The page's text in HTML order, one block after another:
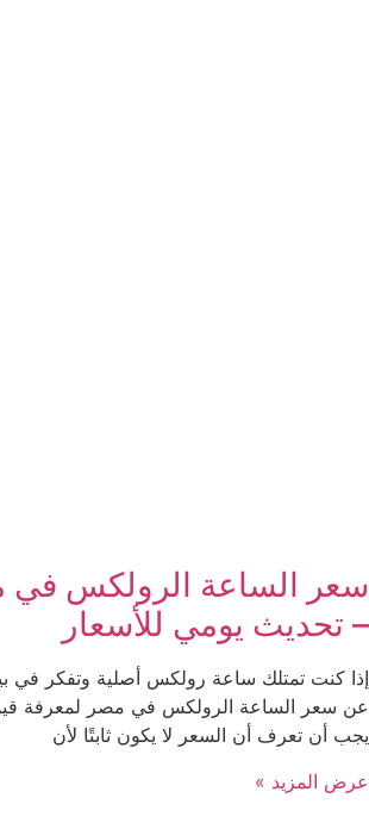
– تحديث يومي للأسعار
إذا كنت تمتلك ساعة رولكس أصلية وتفكر في
عن سعر الساعة الرولكس في مصر لمعرفة
يجب أن تعرف أن السعر لا يكون ثابتًا لأن
عرض المزيد »